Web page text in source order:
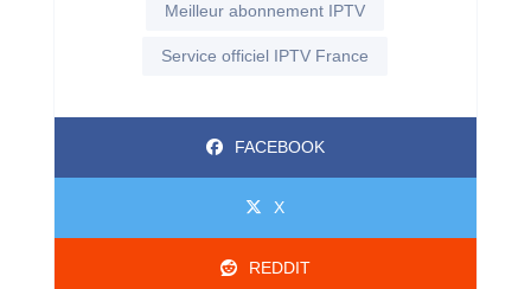
Meilleur abonnement IPTV
Service officiel IPTV France
FACEBOOK
X
REDDIT